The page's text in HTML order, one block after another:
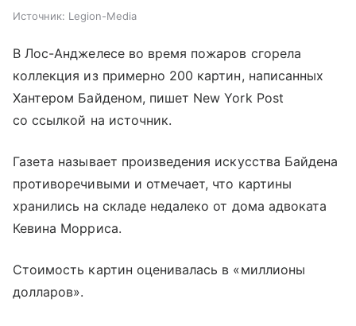
Источник: Legion-Media
В Лос-Анджелесе во время пожаров сгорела
коллекция из примерно 200 картин, написанных
Хантером Байденом, пишет New York Post
со ссылкой на источник.
Газета называет произведения искусства Байдена
противоречивыми и отмечает, что картины
хранились на складе недалеко от дома адвоката
Кевина Морриса.
Стоимость картин оценивалась в «миллионы
долларов».